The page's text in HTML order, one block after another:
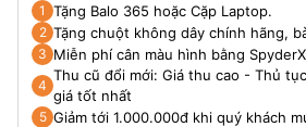
1 Tặng Balo 365 hoặc Cặp Laptop.
2 Tặng chuột không dây chính hãng,
3 Miễn phí cân màu hình bằng
4
Thu cũ đổi mới: Giá thu cao - Thủ
giá tốt nhất
5 Giảm tới 1.000.000đ khi quý khách